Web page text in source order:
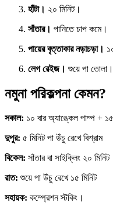
হাঁটা। ২০ মিনিট।
সাঁতার। পানিতে চাপ কমে।
পায়ের বৃত্তাকার নড়াচড়া।
লেগ রেইজ। শুয়ে পা তোলা।
নমুনা পরিকল্পনা কেমন?
সকাল: ১০ বার অ্যাঙ্কেল পাম্প + ১৫
দুপুর: ৫ মিনিট পা উঁচু রেখে বিশ্রাম
বিকেল: সাঁতার বা সাইক্লিং ২০ মিনিট
রাত: শুয়ে পা উঁচু রেখে ১৫ মিনিট
সহায়ক: কম্প্রেশন স্টকিং।